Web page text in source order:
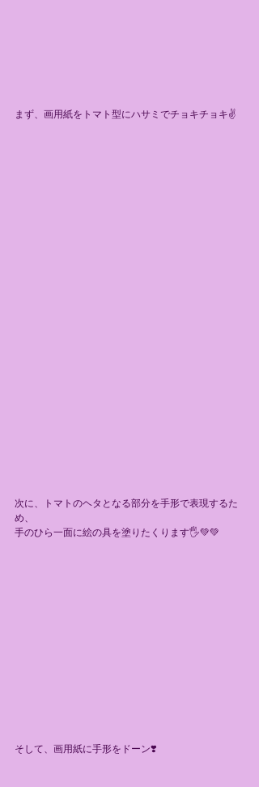
まず、画用紙をトマト型にハサミでチョキチョキ✌️
次に、トマトのヘタとなる部分を手形で表現するた
め、
手のひら一面に絵の具を塗りたくります🖐💚💚
そして、画用紙に手形をドーン❣️